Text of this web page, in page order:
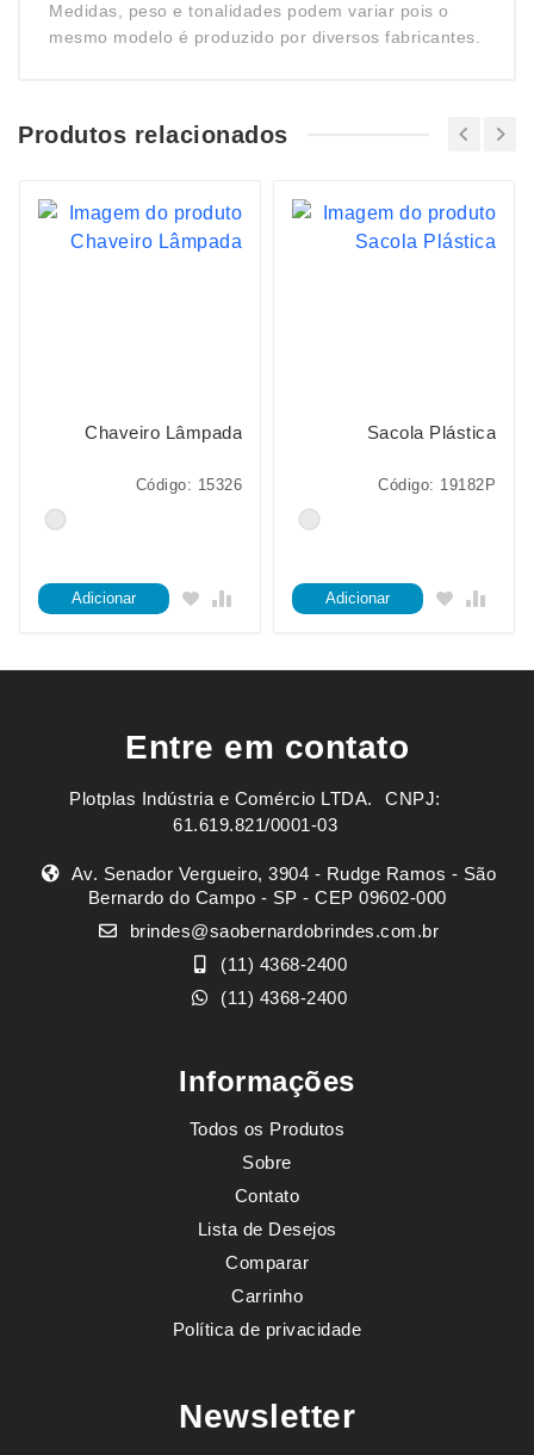
Medidas, peso e tonalidades podem variar pois o
mesmo modelo é produzido por diversos fabricantes.
Produtos relacionados
Chaveiro Lâmpada
Código: 15326
Adicionar
Sacola Plástica
Código: 19182P
Adicionar
Entre em contato
Plotplas Indústria e Comércio LTDA. ㅤㅤㅤ CNPJ:
61.619.821/0001-03
Av. Senador Vergueiro, 3904 - Rudge Ramos - São
Bernardo do Campo - SP - CEP 09602-000
brindes@saobernardobrindes.com.br
(11) 4368-2400
(11) 4368-2400
Informações
Todos os Produtos
Sobre
Contato
Lista de Desejos
Comparar
Carrinho
Política de privacidade
Newsletter